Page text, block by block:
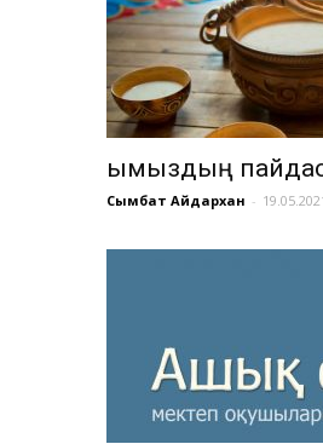
Қымыздың
Сымбат Айдархан -